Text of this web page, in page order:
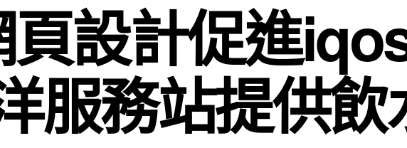
設計促進
服務站提供飲